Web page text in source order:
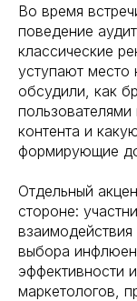
Во время
поведение
классические
уступают место
обсудили, как
контента и
формирующие
Отдельный
стороне:
выбора
эффективности
маркетологов,